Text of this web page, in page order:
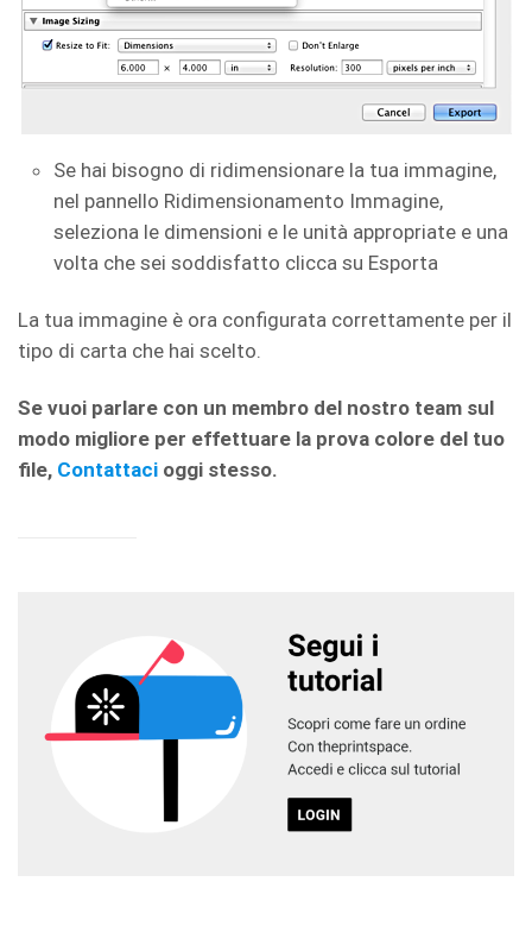
Se hai bisogno di ridimensionare la tua immagine,
nel pannello Ridimensionamento Immagine,
seleziona le dimensioni e le unità appropriate e una
volta che sei soddisfatto clicca su Esporta
La tua immagine è ora configurata correttamente per il
tipo di carta che hai scelto.
Se vuoi parlare con un membro del nostro team sul
modo migliore per effettuare la prova colore del tuo
file, Contattaci oggi stesso.